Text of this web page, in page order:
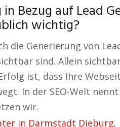
Bezug auf Lead
wichtig?
die Generierung von
sind. Allein
ist, dass Ihre
In der SEO-Welt
wir.